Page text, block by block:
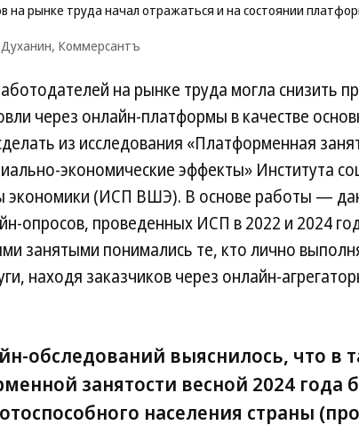
на рынке труда начал отражаться и на состоянии
Коммерсантъ
на рынке труда могла снизить
через онлайн-платформы в качестве
из исследования «Платформенная
экономические эффекты» Института
(ИСП ВШЭ). В основе работы —
опросов, проведенных ИСП в 2022 и 2024
занятыми понимались те, кто лично
находя заказчиков через онлайн-
обследований выяснилось, что в
занятости весной 2024 года
населения страны